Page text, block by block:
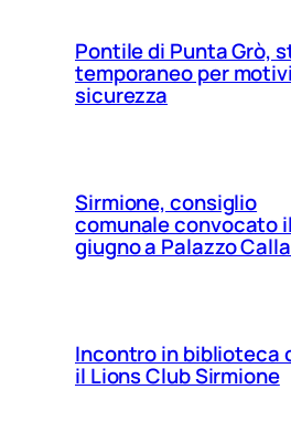
Pontile di Punta Grò,
temporaneo per
sicurezza
Sirmione, consiglio
comunale convocato
giugno a Palazzo
Incontro in biblioteca
il Lions Club Sirmione